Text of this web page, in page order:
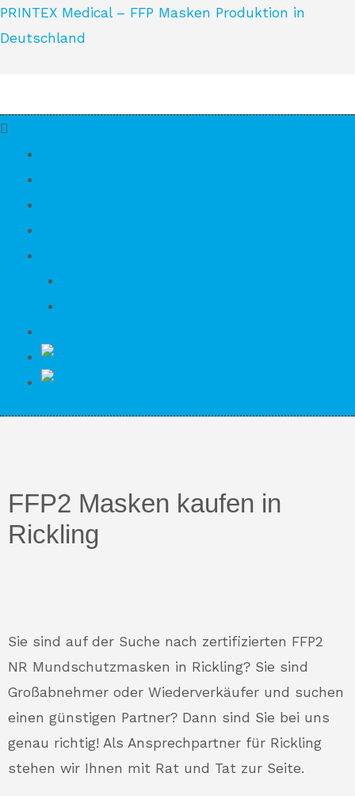
PRINTEX Medical – FFP Masken Produktion in
Deutschland
FFP2 Masken kaufen in
Rickling
Sie sind auf der Suche nach zertifizierten FFP2
NR Mundschutzmasken in Rickling? Sie sind
Großabnehmer oder Wiederverkäufer und suchen
einen günstigen Partner? Dann sind Sie bei uns
genau richtig! Als Ansprechpartner für Rickling
stehen wir Ihnen mit Rat und Tat zur Seite.